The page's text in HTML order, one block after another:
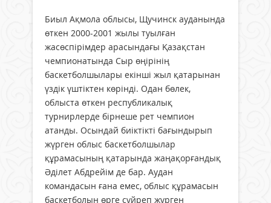
Биыл Ақмола облысы, Щучинск ауданында
өткен 2000-2001 жылы туылған
жасөспірімдер арасындағы Қазақстан
чемпионатында Сыр өңірінің
баскетболшылары екінші жыл қатарынан
үздік үштіктен көрінді. Одан бөлек,
облыста өткен республикалық
турнирлерде бірнеше рет чемпион
атанды. Осындай биіктікті бағындырып
жүрген облыс баскетболшылар
құрамасының қатарында жаңақорғандық
Әділет Абдрейім де бар. Аудан
командасын ғана емес, облыс құрамасын
баскетболын өрге сүйреп жүрген